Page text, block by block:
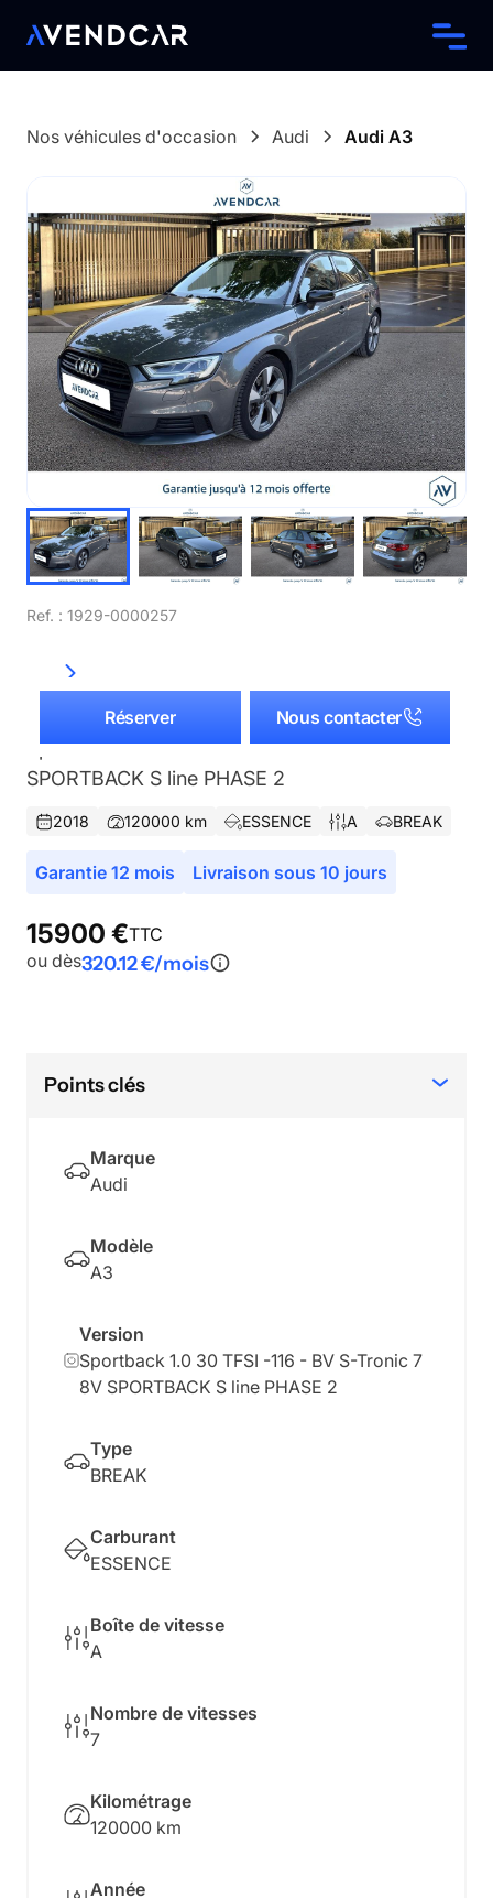
Nos véhicules d'occasion Audi Audi A3
Ref. : 1929-0000257
Points clés
Marque
Audi
Modèle
A3
Version
Sportback 1.0 30 TFSI -116 - BV S-Tronic 7
8V SPORTBACK S line PHASE 2
Type
BREAK
Carburant
ESSENCE
Boîte de vitesse
A
Nombre de vitesses
7
Kilométrage
120000 km
Année
AudiA3
Sportback 1.0 30 TFSI -116 - BV S-Tronic 7 8V
SPORTBACK S line PHASE 2
2018 120000 km ESSENCE A BREAK
Garantie 12 mois Livraison sous 10 jours
15900 €TTC
ou dès320.12€/mois
Réserver Nous contacter